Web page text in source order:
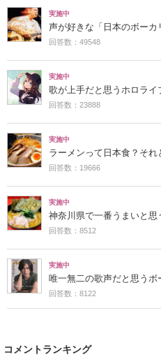
実施中
声が好きな「日本のボーカ
回答数：49548
実施中
歌が上手だと思うホロライ
回答数：23888
実施中
ラーメンって日本食？それ
回答数：19666
実施中
神奈川県で一番うまいと思
回答数：8512
実施中
唯一無二の歌声だと思うボ
回答数：8122
コメントランキング